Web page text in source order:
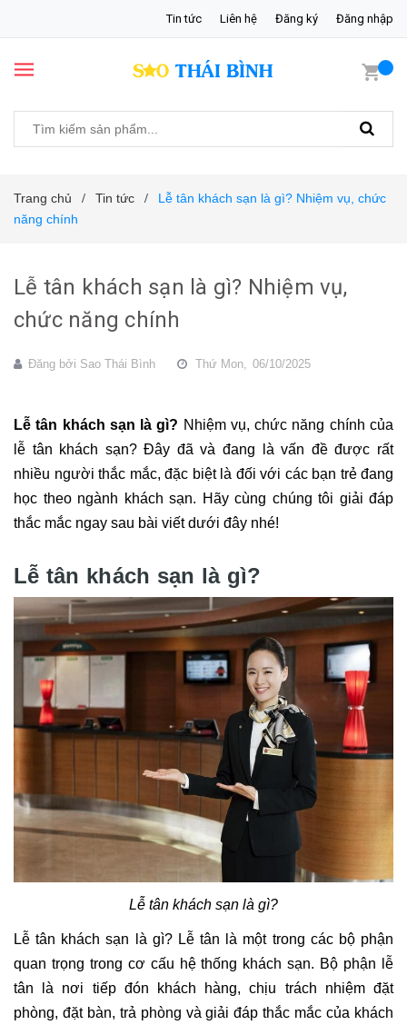
Tin tức Liên hệ Đăng ký Đăng nhập
Trang chủ / Tin tức /
Lễ tân khách sạn là gì? Nhiệm vụ, chức
năng chính
Lễ tân khách sạn là gì? Nhiệm vụ,
chức năng chính
Đăng bởi Sao Thái Bình Thứ Mon, 06/10/2025
Lễ tân khách sạn là gì? Nhiệm vụ, chức năng chính của
lễ tân khách sạn? Đây đã và đang là vấn đề được rất
nhiều người thắc mắc, đặc biệt là đối với các bạn trẻ đang
học theo ngành khách sạn. Hãy cùng chúng tôi giải đáp
thắc mắc ngay sau bài viết dưới đây nhé!
Lễ tân khách sạn là gì?
Lễ tân khách sạn là gì?
Lễ tân khách sạn là gì? Lễ tân là một trong các bộ phận
quan trọng trong cơ cấu hệ thống khách sạn. Bộ phận lễ
tân là nơi tiếp đón khách hàng, chịu trách nhiệm đặt
phòng, đặt bàn, trả phòng và giải đáp thắc mắc của khách